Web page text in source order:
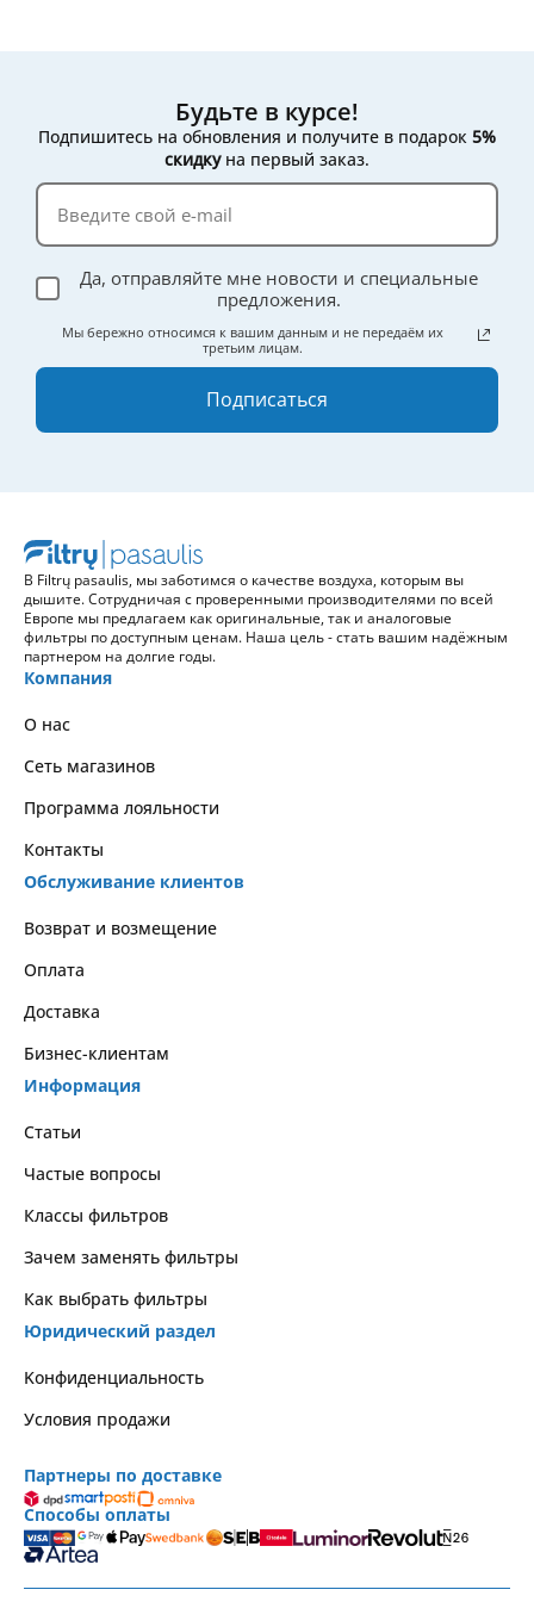
Будьте в курсе!
Подпишитесь на обновления и получите в подарок 5%
скидкуна первый заказ.
Да, отправляйте мне новости и специальные
предложения.
Мы бережно относимся к вашим данным и не передаём их
третьим лицам.
Подписаться
В Filtrų pasaulis, мы заботимся о качестве воздуха, которым вы
дышите. Сотрудничая с проверенными производителями по всей
Европе мы предлагаем как оригинальные, так и аналоговые
фильтры по доступным ценам. Наша цель - стать вашим надёжным
партнером на долгие годы.
Компания
О нас
Сеть магазинов
Программа лояльности
Контакты
Обслуживание клиентов
Возврат и возмещение
Оплата
Доставка
Бизнес-клиентам
Информация
Статьи
Частые вопросы
Классы фильтров
Зачем заменять фильтры
Как выбрать фильтры
Юридический раздел
Kонфиденциальность
Условия продажи
Партнеры по доставке
Способы оплаты